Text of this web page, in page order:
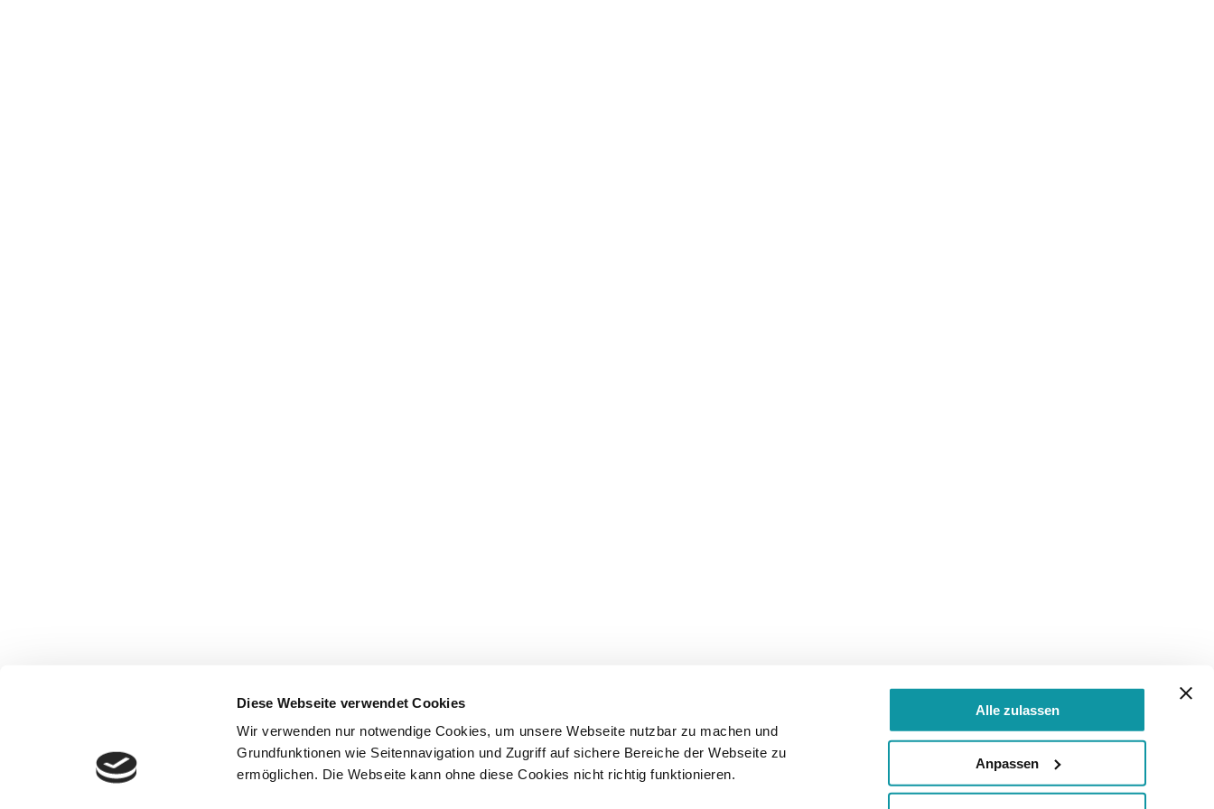
Diese Webseite verwendet Cookies
Wir verwenden nur notwendige Cookies, um unsere Webseite nutzbar zu machen und
Grundfunktionen wie Seitennavigation und Zugriff auf sichere Bereiche der Webseite zu
ermöglichen. Die Webseite kann ohne diese Cookies nicht richtig funktionieren.
Alle zulassen
Anpassen